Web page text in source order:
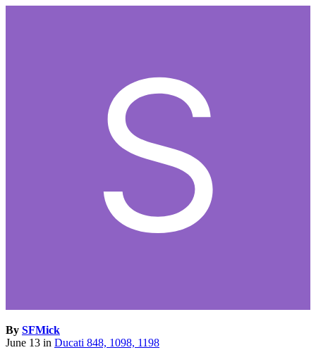
By SFMick
June 13 in Ducati 848, 1098, 1198